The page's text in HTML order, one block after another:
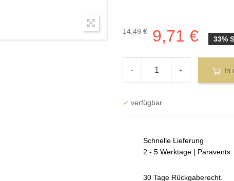
14,49 € 9,71 € 33%
- + In
✓ verfügbar
Schnelle Lieferung
2 - 5 Werktage | Paravents:
30 Tage Rückgaberecht.